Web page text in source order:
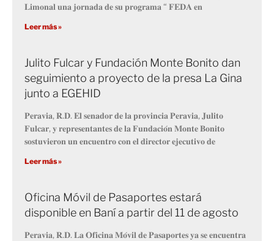
𝐋𝐢𝐦𝐨𝐧𝐚𝐥 𝐮𝐧𝐚 𝐣𝐨𝐫𝐧𝐚𝐝𝐚 𝐝𝐞 𝐬𝐮 𝐩𝐫𝐨𝐠𝐫𝐚𝐦𝐚 “ 𝐅𝐄𝐃𝐀 𝐞𝐧
Leer más »
Julito Fulcar y Fundación Monte Bonito dan
seguimiento a proyecto de la presa La Gina
junto a EGEHID
𝐏𝐞𝐫𝐚𝐯𝐢𝐚, 𝐑.𝐃. 𝐄𝐥 𝐬𝐞𝐧𝐚𝐝𝐨𝐫 𝐝𝐞 𝐥𝐚 𝐩𝐫𝐨𝐯𝐢𝐧𝐜𝐢𝐚 𝐏𝐞𝐫𝐚𝐯𝐢𝐚, 𝐉𝐮𝐥𝐢𝐭𝐨
𝐅𝐮𝐥𝐜𝐚𝐫, 𝐲 𝐫𝐞𝐩𝐫𝐞𝐬𝐞𝐧𝐭𝐚𝐧𝐭𝐞𝐬 𝐝𝐞 𝐥𝐚 𝐅𝐮𝐧𝐝𝐚𝐜𝐢𝐨́𝐧 𝐌𝐨𝐧𝐭𝐞 𝐁𝐨𝐧𝐢𝐭𝐨
𝐬𝐨𝐬𝐭𝐮𝐯𝐢𝐞𝐫𝐨𝐧 𝐮𝐧 𝐞𝐧𝐜𝐮𝐞𝐧𝐭𝐫𝐨 𝐜𝐨𝐧 𝐞𝐥 𝐝𝐢𝐫𝐞𝐜𝐭𝐨𝐫 𝐞𝐣𝐞𝐜𝐮𝐭𝐢𝐯𝐨 𝐝𝐞
Leer más »
Oficina Móvil de Pasaportes estará
disponible en Baní a partir del 11 de agosto
𝐏𝐞𝐫𝐚𝐯𝐢𝐚, 𝐑.𝐃. 𝐋𝐚 𝐎𝐟𝐢𝐜𝐢𝐧𝐚 𝐌𝐨́𝐯𝐢𝐥 𝐝𝐞 𝐏𝐚𝐬𝐚𝐩𝐨𝐫𝐭𝐞𝐬 𝐲𝐚 𝐬𝐞 𝐞𝐧𝐜𝐮𝐞𝐧𝐭𝐫𝐚